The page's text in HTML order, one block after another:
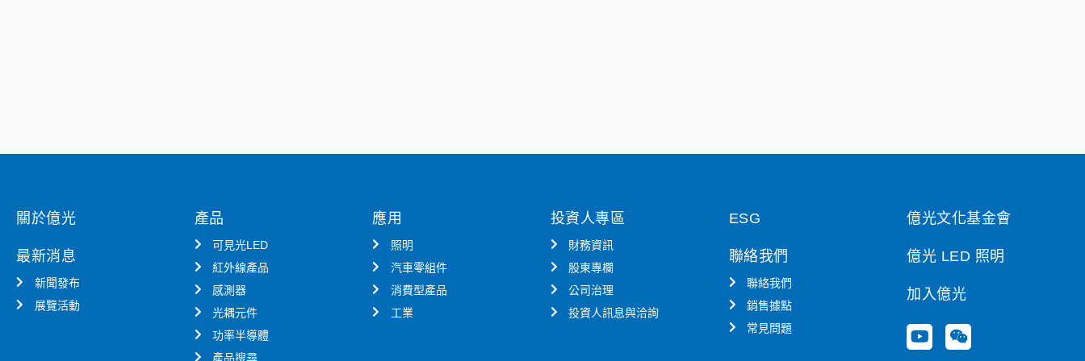
關於億光
最新消息
新聞發布
展覽活動
產品
可見光LED
紅外線產品
感測器
光耦元件
功率半導體
產品搜尋
應用
照明
汽車零組件
消費型產品
工業
投資人專區
財務資訊
股東專欄
公司治理
投資人訊息與洽詢
ESG
聯絡我們
聯絡我們
銷售據點
常見問題
億光文化基金會
億光 LED 照明
加入億光
Y
o
W
e